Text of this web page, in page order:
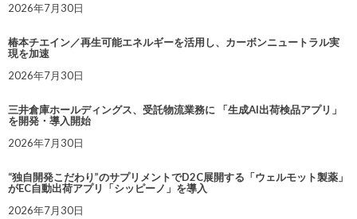
2026年7月30日
椿本チエイン／再生可能エネルギーを活用し、カーボンニュートラル実
現を加速
2026年7月30日
三井倉庫ホールディングス、受託物流業務に 「生成AI出荷検品アプリ」
を開発・導入開始
2026年7月30日
“独自開発こだわり”のサプリメントでD2C展開する「ウェルモット製薬」
がEC自動出荷アプリ「シッピーノ」を導入
2026年7月30日